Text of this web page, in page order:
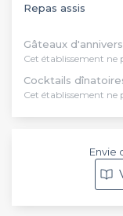
Repas assis
Gâteaux
Cet établissement ne
Cocktails
Cet établissement ne
Envie